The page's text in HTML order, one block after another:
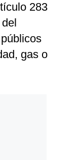
283
gas o